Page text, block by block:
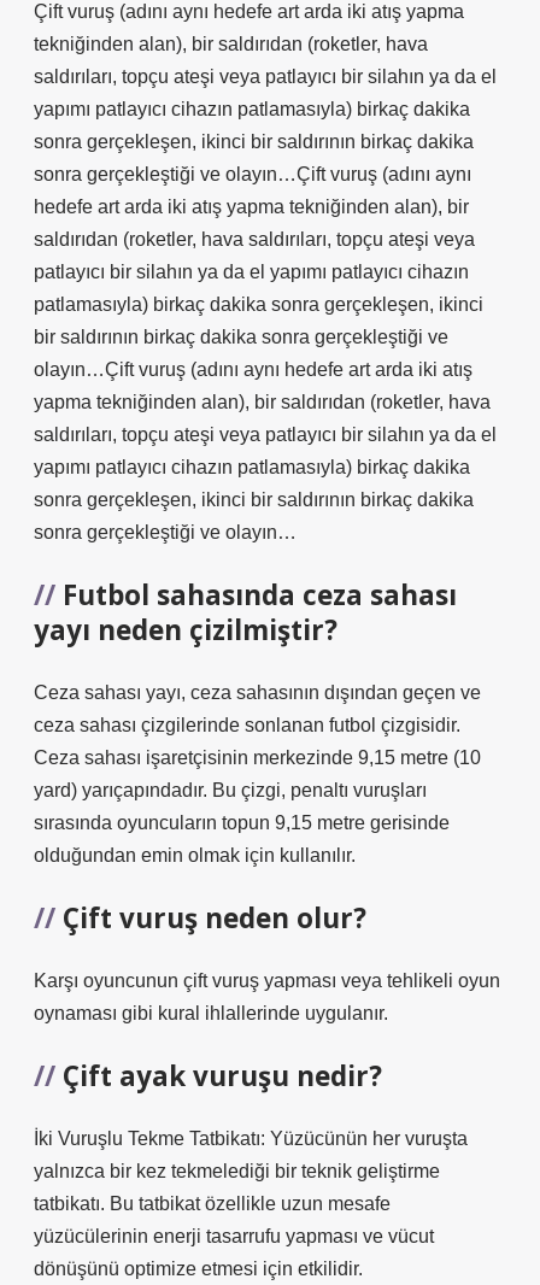
Çift vuruş (adını aynı hedefe art arda iki atış yapma
tekniğinden alan), bir saldırıdan (roketler, hava
saldırıları, topçu ateşi veya patlayıcı bir silahın ya da el
yapımı patlayıcı cihazın patlamasıyla) birkaç dakika
sonra gerçekleşen, ikinci bir saldırının birkaç dakika
sonra gerçekleştiği ve olayın…Çift vuruş (adını aynı
hedefe art arda iki atış yapma tekniğinden alan), bir
saldırıdan (roketler, hava saldırıları, topçu ateşi veya
patlayıcı bir silahın ya da el yapımı patlayıcı cihazın
patlamasıyla) birkaç dakika sonra gerçekleşen, ikinci
bir saldırının birkaç dakika sonra gerçekleştiği ve
olayın…Çift vuruş (adını aynı hedefe art arda iki atış
yapma tekniğinden alan), bir saldırıdan (roketler, hava
saldırıları, topçu ateşi veya patlayıcı bir silahın ya da el
yapımı patlayıcı cihazın patlamasıyla) birkaç dakika
sonra gerçekleşen, ikinci bir saldırının birkaç dakika
sonra gerçekleştiği ve olayın…
Futbol sahasında ceza sahası
yayı neden çizilmiştir?
Ceza sahası yayı, ceza sahasının dışından geçen ve
ceza sahası çizgilerinde sonlanan futbol çizgisidir.
Ceza sahası işaretçisinin merkezinde 9,15 metre (10
yard) yarıçapındadır. Bu çizgi, penaltı vuruşları
sırasında oyuncuların topun 9,15 metre gerisinde
olduğundan emin olmak için kullanılır.
Çift vuruş neden olur?
Karşı oyuncunun çift vuruş yapması veya tehlikeli oyun
oynaması gibi kural ihlallerinde uygulanır.
Çift ayak vuruşu nedir?
İki Vuruşlu Tekme Tatbikatı: Yüzücünün her vuruşta
yalnızca bir kez tekmelediği bir teknik geliştirme
tatbikatı. Bu tatbikat özellikle uzun mesafe
yüzücülerinin enerji tasarrufu yapması ve vücut
dönüşünü optimize etmesi için etkilidir.